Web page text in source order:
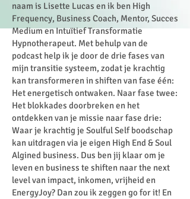
naam is Lisette Lucas en ik ben High
Frequency, Business Coach, Mentor, Succes
Medium en Intuïtief Transformatie
Hypnotherapeut. Met behulp van de
podcast help ik je door de drie fases van
mijn transitie systeem, zodat je krachtig
kan transformeren in shiften van fase één:
Het energetisch ontwaken. Naar fase twee:
Het blokkades doorbreken en het
ontdekken van je missie naar fase drie:
Waar je krachtig je Soulful Self boodschap
kan uitdragen via je eigen High End & Soul
Algined business. Dus ben jij klaar om je
leven en business te shiften naar the next
level van impact, inkomen, vrijheid en
EnergyJoy? Dan zou ik zeggen go for it! En